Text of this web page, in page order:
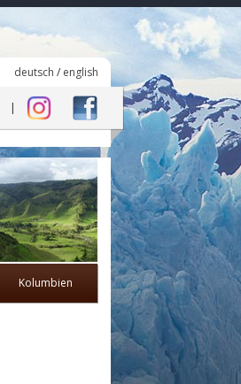
deutsch / english
Kolumbien